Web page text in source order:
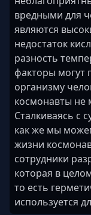
вредными для
являются
недостаток
разность
факторы могут
организму
космонавты не
Сталкиваясь с
как же мы
жизни
сотрудники
которая в
то есть
используется